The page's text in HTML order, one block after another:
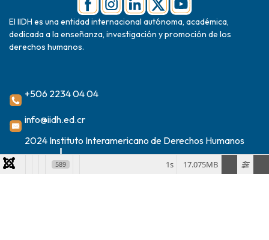
El IIDH es una entidad internacional autónoma, académica,
dedicada a la enseñanza, investigación y promoción de los
derechos humanos.
+506 2234 04 04
info@iidh.ed.cr
2024 Instituto Interamericano de Derechos Humanos
589 17.075MB
1s